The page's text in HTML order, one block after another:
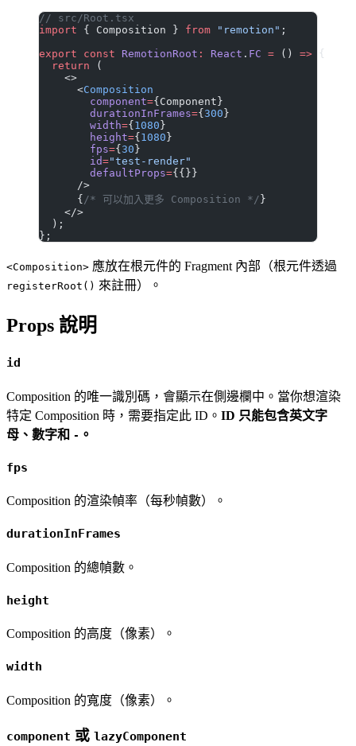
// src/Root.tsx
import { Composition } from "remotion" ;
export const RemotionRoot : React . FC = () => {
  return
(
    <>
      <
Composition
        component
={Component}
        durationInFrames
={ 300 }
        width
={ 1080 }
        height
={ 1080 }
        fps
={ 30 }
        id
="test-render"
        defaultProps
={{}}
      />
      {
/* 可以加入更多 Composition */ }
    </>
  );
};
<Composition> 應放在根元件的 Fragment 內部（根元件透過
registerRoot() 來註冊）。
Props 說明
id
Composition 的唯一識別碼，會顯示在側邊欄中。當你想渲染
特定 Composition 時，需要指定此 ID。 ID 只能包含英文字
母、數字和 - 。
fps
Composition 的渲染幀率（每秒幀數）。
durationInFrames
Composition 的總幀數。
height
Composition 的高度（像素）。
width
Composition 的寬度（像素）。
component 或 lazyComponent